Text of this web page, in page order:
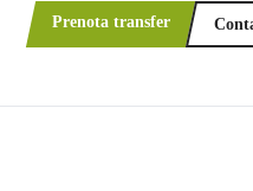
Prenota transfer